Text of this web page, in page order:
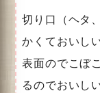
切り口（ヘタ
かくておいし
表面のでこぼ
るのでおいし